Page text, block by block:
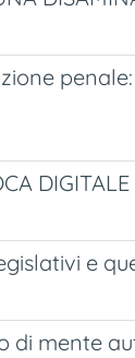
DIGITALE
e
di mente